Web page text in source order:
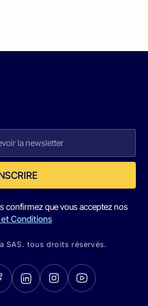
confirmez que vous acceptez nos
Conditions
SAS. tous droits réservés.